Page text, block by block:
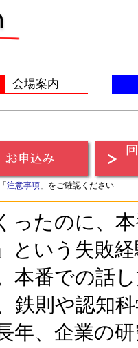
会場案内
注意事項」をご確認ください
ったのに、
という失敗
本番での話
鉄則や認知
年、企業の